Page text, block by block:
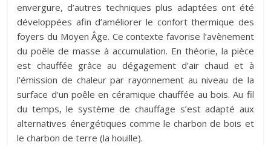
envergure, d’autres techniques plus adaptées ont été
développées afin d’améliorer le confort thermique des
foyers du Moyen Âge. Ce contexte favorise l’avènement
du poêle de masse à accumulation. En théorie, la pièce
est chauffée grâce au dégagement d’air chaud et à
l’émission de chaleur par rayonnement au niveau de la
surface d’un poêle en céramique chauffée au bois. Au fil
du temps, le système de chauffage s’est adapté aux
alternatives énergétiques comme le charbon de bois et
le charbon de terre (la houille).